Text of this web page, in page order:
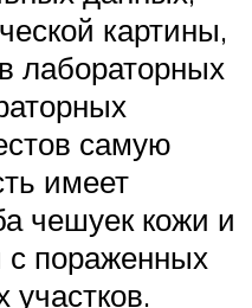
картины,
лабораторных
самую
имеет
чешуек кожи и
с пораженных
участков.